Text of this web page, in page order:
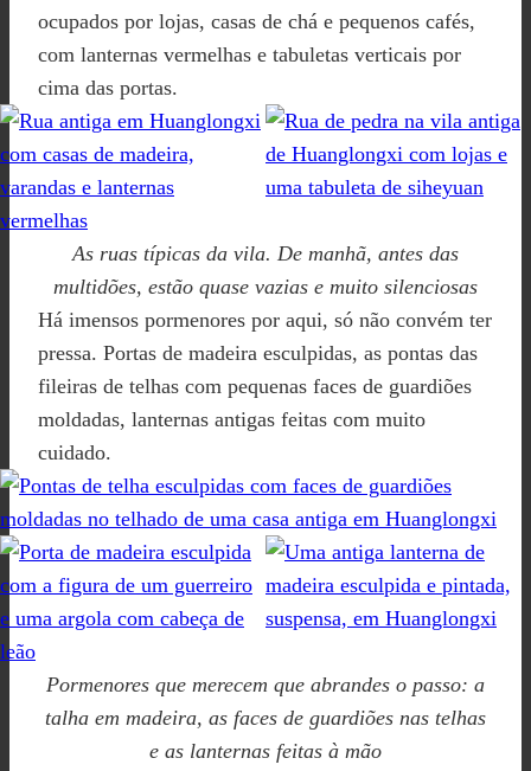
ocupados por lojas, casas de chá e pequenos cafés,
com lanternas vermelhas e tabuletas verticais por
cima das portas.
As ruas típicas da vila. De manhã, antes das
multidões, estão quase vazias e muito silenciosas
Há imensos pormenores por aqui, só não convém ter
pressa. Portas de madeira esculpidas, as pontas das
fileiras de telhas com pequenas faces de guardiões
moldadas, lanternas antigas feitas com muito
cuidado.
Pormenores que merecem que abrandes o passo: a
talha em madeira, as faces de guardiões nas telhas
e as lanternas feitas à mão